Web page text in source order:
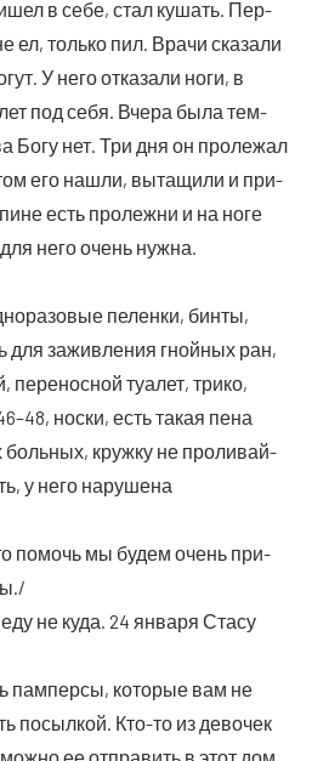
в себе, стал кушать. Пер­
ел, толь­ко пил. Вра­чи ска­за­ли
У него отка­за­ли ноги, в
под себя. Вче­ра была тем­
Богу нет. Три дня он про­ле­жал
его нашли, выта­щи­ли и при­
есть про­леж­ни и на ноге
него очень нужна.
пелен­ки, бин­ты,
для зажив­ле­ния гной­ных ран,
пере­нос­ной туа­лет, три­ко,
нос­ки, есть такая пена
боль­ных, круж­ку не про­ли­вай­
у него нару­ше­на
помочь мы будем очень при­
не куда. 24 янва­ря Ста­су
пам­пер­сы, кото­рые вам не
посыл­кой. Кто-то из дево­чек